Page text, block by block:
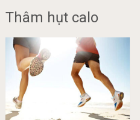
Thâm hụt calo